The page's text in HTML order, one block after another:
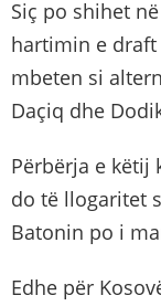
Siç po shihet
hartimin e draft
mbeten si
Daçiq dhe
Përbërja e këtij
do të llogaritet
Batonin po i
Edhe për